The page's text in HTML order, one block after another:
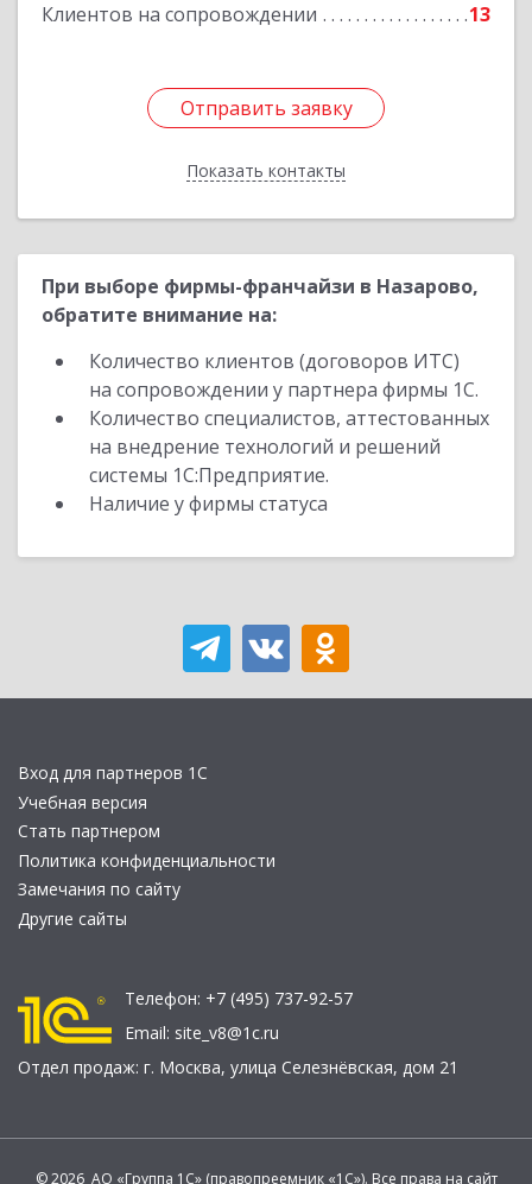
Клиентов на сопровождении 13
Отправить заявку
Показать контакты
Подробнее
Отправить заявку
Назад
При выборе фирмы-франчайзи в Назарово,
обратите внимание на:
Количество клиентов (договоров ИТС)
на сопровождении у партнера фирмы 1С.
Количество специалистов, аттестованных
на внедрение технологий и решений
системы 1С:Предприятие.
Наличие у фирмы статуса
Вход для партнеров 1С
Учебная версия
Стать партнером
Политика конфиденциальности
Замечания по сайту
Другие сайты
Телефон: +7 (495) 737-92-57
Email: site_v8@1c.ru
Отдел продаж: г. Москва, улица Селезнёвская, дом 21
© 2026 АО «Группа 1С» (правопреемник «1С»). Все права на сайт